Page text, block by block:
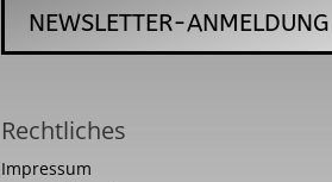
NEWSLETTER-ANMELDUNG
Rechtliches
Impressum